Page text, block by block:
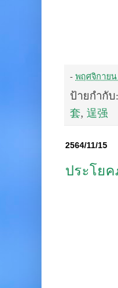
- พฤศจิกายน
ป้ายกำกับ:
套, 逞强
2564/11/15
ประโย